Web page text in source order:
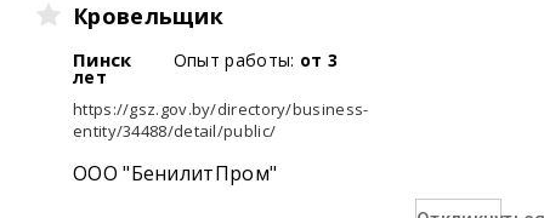
Кровельщик
Пинск Опыт работы: от 3
лет
https://gsz.gov.by/directory/business-
entity/34488/detail/public/
OOO "БенилитПром"